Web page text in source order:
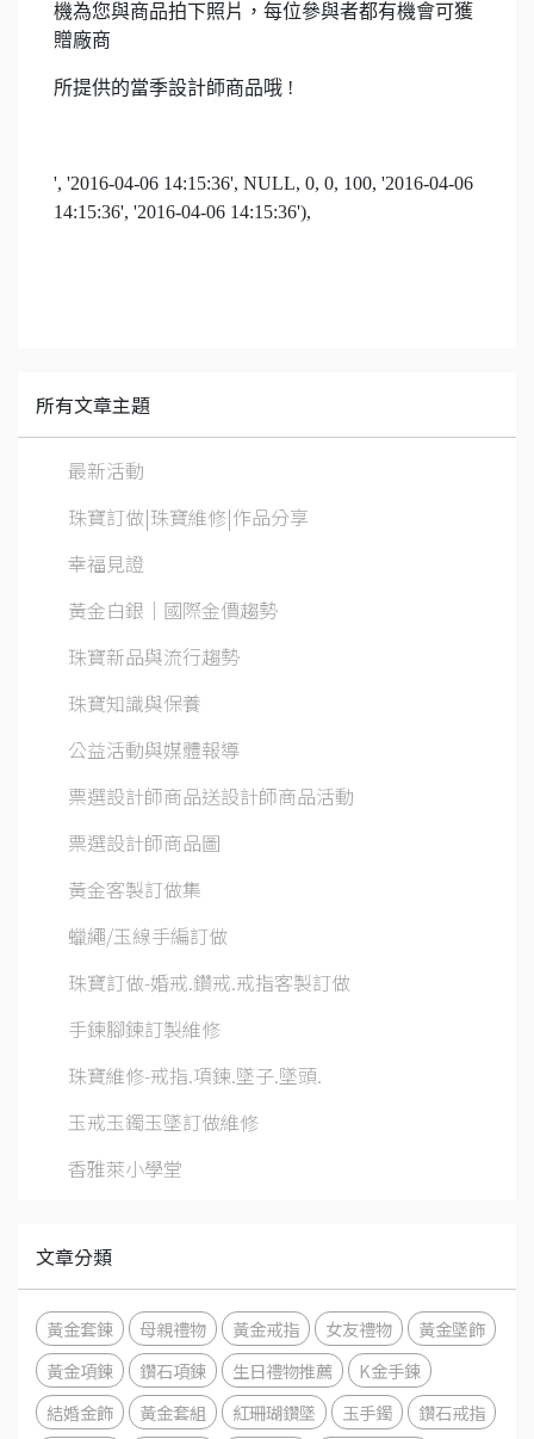
機為您與商品拍下照片，每位參與者都有機會可獲
贈廠商
所提供的當季設計師商品哦 !
', '2016-04-06 14:15:36', NULL, 0, 0, 100, '2016-04-06
14:15:36', '2016-04-06 14:15:36'),
所有文章主題
最新活動
珠寶訂做|珠寶維修|作品分享
幸福見證
黃金白銀│國際金價趨勢
珠寶新品與流行趨勢
珠寶知識與保養
公益活動與媒體報導
票選設計師商品送設計師商品活動
票選設計師商品圖
黃金客製訂做集
蠟繩/玉線手編訂做
珠寶訂做-婚戒.鑽戒.戒指客製訂做
手鍊腳鍊訂製維修
珠寶維修-戒指.項鍊.墜子.墜頭.
玉戒玉鐲玉墜訂做維修
香雅萊小學堂
文章分類
黃金套鍊 母親禮物 黃金戒指 女友禮物
黃金墜飾
黃金項鍊
鑽石項鍊 生日禮物推薦
K金手鍊
結婚金飾
黃金套組 紅珊瑚鑽墜 玉手鐲 鑽石戒指